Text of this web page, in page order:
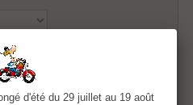
d'été du 29 juillet au 19 août